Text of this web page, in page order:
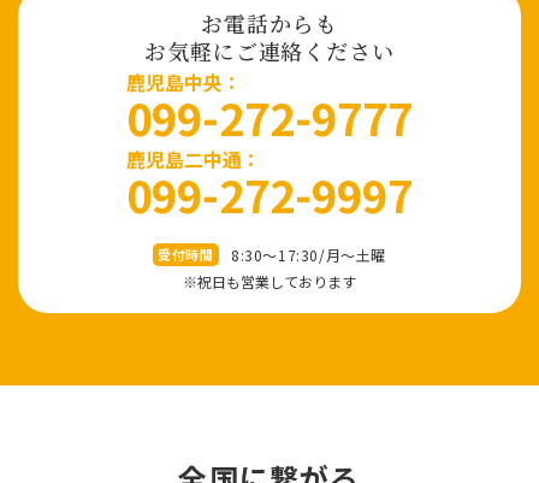
お電話からも
お気軽にご連絡ください
⿅児島中央：
099-272-9777
鹿児島二中通：
099-272-9997
受付時間
8:30～17:30/⽉〜⼟曜
※祝⽇も営業しております